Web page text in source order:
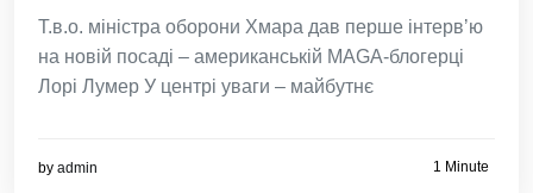
Т.в.о. міністра оборони Хмара дав перше інтервʼю
на новій посаді – американській MAGA-блогерці
Лорі Лумер У центрі уваги – майбутнє
by admin 1 Minute